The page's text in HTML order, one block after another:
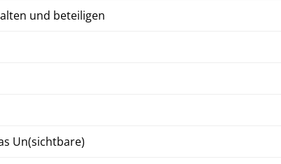
und beteili­gen
Un(sicht­bare)